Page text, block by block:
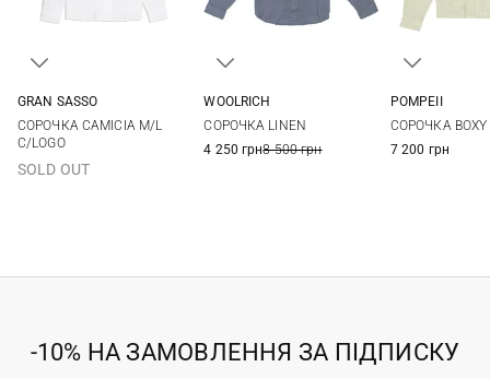
56
GRAN SASSO
СОРОЧКА CAMICIA M/L
C/LOGO
SOLD OUT
WOOLRICH
СОРОЧКА LINEN
4 250 грн8 500 грн
POMPEII
СОРОЧКА BOXY
7 200 грн
-10% НА ЗАМОВЛЕННЯ ЗА ПІДПИСКУ